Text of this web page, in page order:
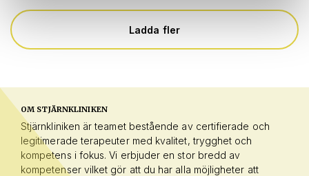
Ladda fler
OM STJÄRNKLINIKEN
Stjärnkliniken är teamet bestående av certifierade och
legitimerade terapeuter med kvalitet, trygghet och
kompetens i fokus. Vi erbjuder en stor bredd av
kompetenser vilket gör att du har alla möjligheter att